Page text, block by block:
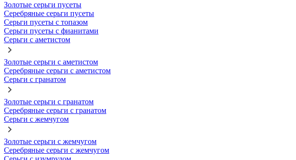
Золотые серьги пусеты
Серебряные серьги пусеты
Серьги пусеты с топазом
Серьги пусеты с фианитами
Серьги с аметистом
Золотые серьги с аметистом
Серебряные серьги с аметистом
Серьги с гранатом
Золотые серьги с гранатом
Серебряные серьги с гранатом
Серьги с жемчугом
Золотые серьги с жемчугом
Серебряные серьги с жемчугом